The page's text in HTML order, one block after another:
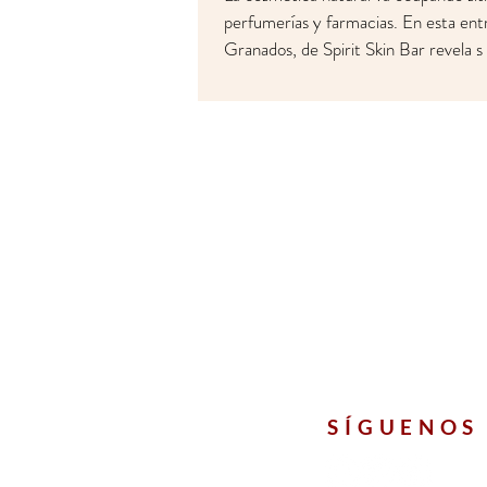
perfumerías y farmacias. En esta
Granados, de Spirit Skin Bar revela s
SÍGUENOS